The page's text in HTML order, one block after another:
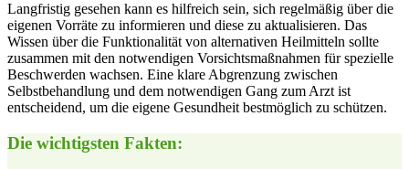
Langfristig gesehen kann es‌ hilfreich sein,⁤ sich regelmäßig über die
eigenen Vorräte zu informieren und diese zu aktualisieren.⁤ Das
Wissen⁣ über die Funktionalität ⁤von alternativen Heilmitteln⁢ sollte⁤
zusammen mit den notwendigen Vorsichtsmaßnahmen für spezielle
Beschwerden wachsen. Eine klare Abgrenzung ​zwischen
Selbstbehandlung und dem notwendigen Gang⁤ zum Arzt ist
entscheidend, um die ⁣eigene Gesundheit bestmöglich zu schützen.
Die wichtigsten Fakten: